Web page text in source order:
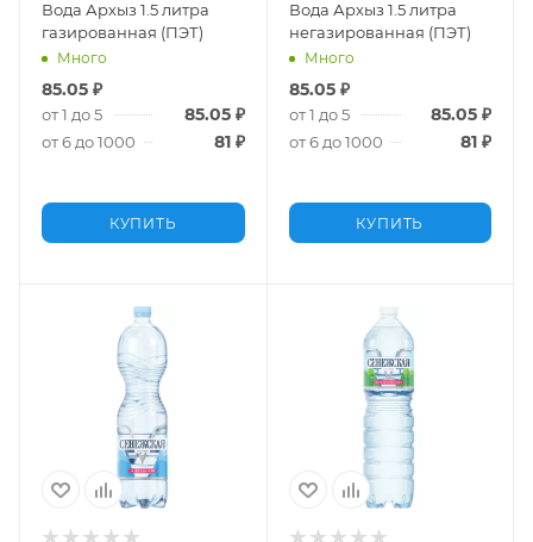
Вода Архыз 1.5 литра
газированная (ПЭТ)
Много
85.05 ₽
от 1 до 5 85.05₽
от 6 до 1000 81₽
КУПИТЬ
Вода Архыз 1.5 литра
негазированная (ПЭТ)
Много
85.05₽
от 1 до 5 85.05 ₽
от 6 до 1000 81 ₽
КУПИТЬ